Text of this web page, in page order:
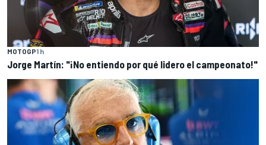
MOTOGP1 h
Jorge Martín: "¡No entiendo por qué lidero el campeonato!"